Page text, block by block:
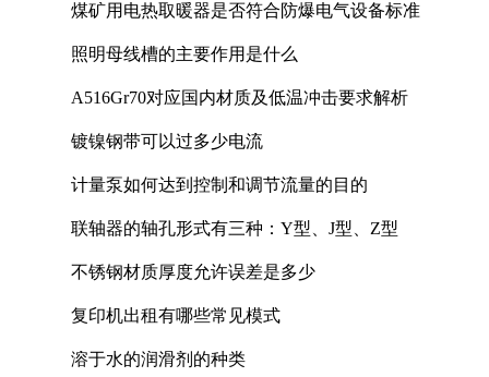
煤矿用电热取暖器是否符合防爆电气设备标准
照明母线槽的主要作用是什么
A516Gr70对应国内材质及低温冲击要求解析
镀镍钢带可以过多少电流
计量泵如何达到控制和调节流量的目的
联轴器的轴孔形式有三种：Y型、J型、Z型
不锈钢材质厚度允许误差是多少
复印机出租有哪些常见模式
溶于水的润滑剂的种类